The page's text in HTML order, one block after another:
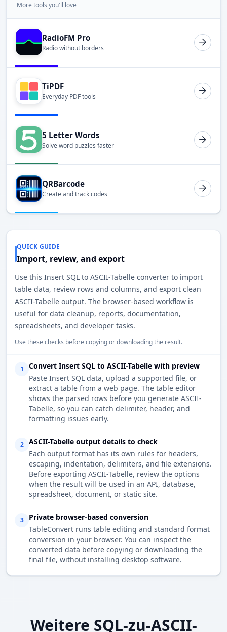
More tools you'll love
RadioFM Pro
Radio without borders
TiPDF
Everyday PDF tools
5 Letter Words
Solve word puzzles faster
QRBarcode
Create and track codes
QUICK GUIDE
Import, review, and export
Use this Insert SQL to ASCII-Tabelle converter to import
table data, review rows and columns, and export clean
ASCII-Tabelle output. The browser-based workflow is
useful for data cleanup, reports, documentation,
spreadsheets, and developer tasks.
Use these checks before copying or downloading the result.
1
Convert Insert SQL to ASCII-Tabelle with preview
Paste Insert SQL data, upload a supported file, or
extract a table from a web page. The table editor
shows the parsed rows before you generate ASCII-
Tabelle, so you can catch delimiter, header, and
formatting issues early.
2
ASCII-Tabelle output details to check
Each output format has its own rules for headers,
escaping, indentation, delimiters, and file extensions.
Before exporting ASCII-Tabelle, review the options
when the result will be used in an API, database,
spreadsheet, document, or static site.
3
Private browser-based conversion
TableConvert runs table editing and standard format
conversion in your browser. You can inspect the
converted data before copying or downloading the
final file, without installing desktop software.
Weitere SQL-zu-ASCII-